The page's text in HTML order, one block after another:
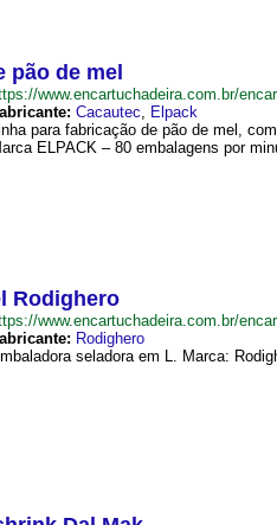
pão de mel
www.encartuchadeira.com.br/
Cacautec, Elpack
para fabricação de pão de mel,
ELPACK – 80 embalagens por
Rodighero
www.encartuchadeira.com.br/
Rodighero
seladora em L. Marca: